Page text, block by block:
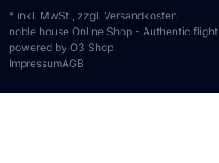
* inkl. MwSt., zzgl. Versandkosten
noble house Online Shop - Authentic
powered by O3 Shop
ImpressumAGB